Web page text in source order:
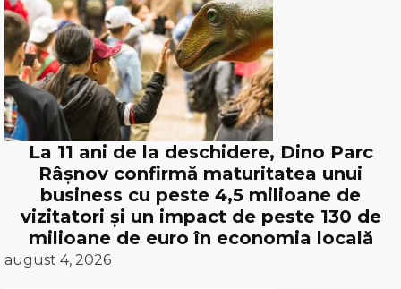
La 11 ani de la deschidere, Dino Parc
Râșnov confirmă maturitatea unui
business cu peste 4,5 milioane de
vizitatori și un impact de peste 130 de
milioane de euro în economia locală
august 4, 2026